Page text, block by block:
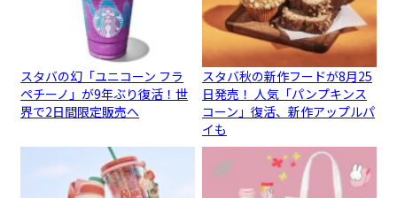
スタバの幻「ユニコーン フラ
ペチーノ」が9年ぶり復活！世
界で2日間限定販売へ
スタバ秋の新作フードが8月25
日発売！ 人気「パンプキンス
コーン」復活、新作アップルパ
イも